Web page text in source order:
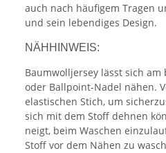
auch nach häufigem Tragen
und sein lebendiges Design.
NÄHHINWEIS:
Baumwolljersey lässt sich am
oder Ballpoint-Nadel nähen.
elastischen Stich, um
sich mit dem Stoff dehnen
neigt, beim Waschen
Stoff vor dem Nähen zu